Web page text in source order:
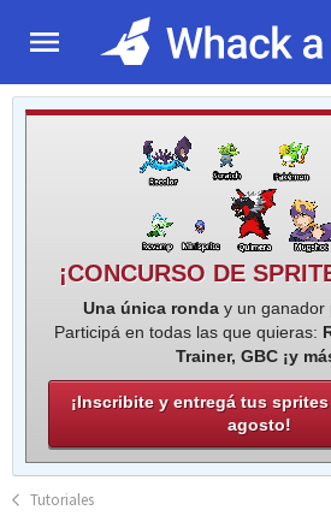
¡CONCURSO DE
Una única ronday un ganador
Participá en todas las que quieras:
Trainer, GBC ¡y
¡Inscribite y entregá tus
agosto!
Tutoriales